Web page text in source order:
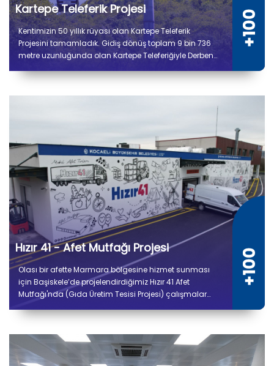
Kartepe Teleferik Projesi
Kentimizin 50 yıllık rüyası olan Kartepe Teleferik
Projesini tamamladık. Gidiş dönüş toplam 9 bin 736
metre uzunluğunda olan Kartepe Teleferiğiyle Derbent
Hızır 41 - Afet Mutfağı Projesi
Olası bir afette Marmara bölgesine hizmet sunması
için Başiskele’de projelendirdiğimiz Hızır 41 Afet
Mutfağı'nda (Gıda Üretim Tesisi Projesi) çalışmalar
tesiste kuru ve soğuk depo alanları, gıda hazırlık,